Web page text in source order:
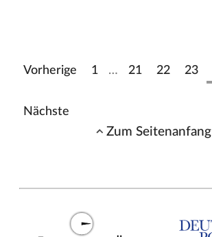
Vorherige 1 … 21 22 23
Nächste
Zum Seitenanfang